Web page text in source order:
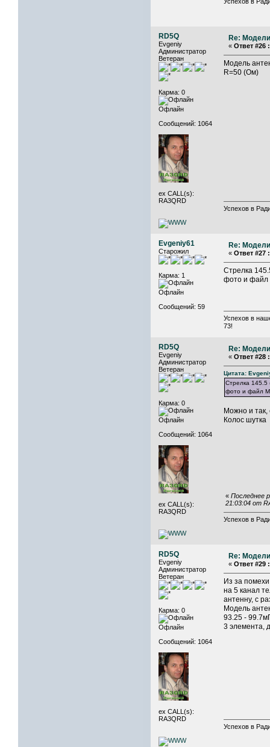
RD5Q
Evgeniy
Администратор
Ветеран
Карма: 0
Офлайн
Сообщений: 1064
ex CALL(s):
RA3QRD
Re:
« Ответ #26 :
Модель
R=50 (Ом)
Успехов в
Evgeniy61
Старожил
Карма: 1
Офлайн
Сообщений: 59
Re:
« Ответ #27 :
Стрелка
фото и
Успехов в
73!
RD5Q
Evgeniy
Администратор
Ветеран
Карма: 0
Офлайн
Сообщений: 1064
ex CALL(s):
RA3QRD
Re:
« Ответ #28 :
Цитата:
Стрелка 145.5
фото и файл
Можно и
Колос
« Последнее
21:03:04 от
Успехов в
RD5Q
Evgeniy
Администратор
Ветеран
Карма: 0
Офлайн
Сообщений: 1064
ex CALL(s):
RA3QRD
Re:
« Ответ #29 :
Из за
на 5 канал
антенну, c
Модель
93.25 -
3 элемента,
Успехов в